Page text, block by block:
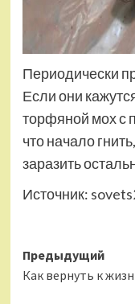
Периодически
Если они
торфяной мох с
что начало
заразить
Источник:
Навигация
записи
Предыдущий
Как вернуть к